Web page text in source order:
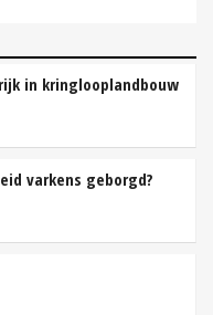
in kringlooplandbouw
varkens geborgd?